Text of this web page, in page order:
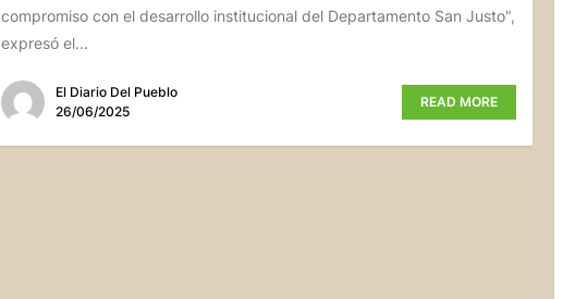
compromiso con el desarrollo institucional del Departamento San Justo",
expresó el...
El Diario Del Pueblo
26/06/2025
READ MORE